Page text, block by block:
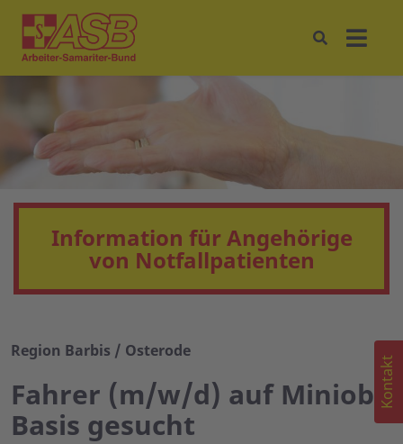
Information für Angehörige
von Notfallpatienten
Region Barbis / Osterode
Fahrer (m/w/d) auf Miniob-
Basis gesucht
Kontakt